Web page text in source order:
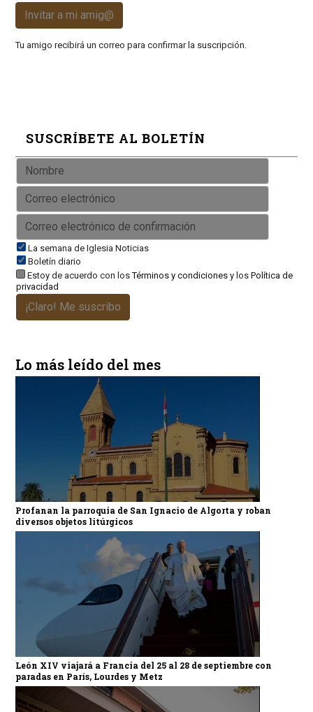
Invitar a mi amig@
Tu amigo recibirá un correo para confirmar la suscripción.
SUSCRÍBETE AL BOLETÍN
La semana de Iglesia Noticias
Boletín diario
Estoy de acuerdo con losTérminos y condicionesy los Política de
privacidad
¡Claro! Me suscribo
Lo más leído del mes
Profanan la parroquia de San Ignacio de Algorta y roban
diversos objetos litúrgicos
León XIV viajará a Francia del 25 al 28 de septiembre con
paradas en París, Lourdes y Metz